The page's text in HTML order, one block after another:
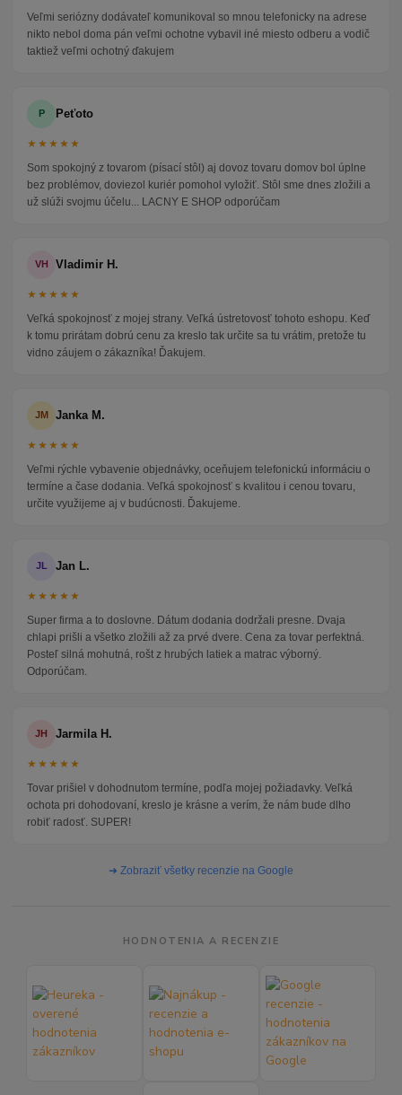
Veľmi seriózny dodávateľ komunikoval so mnou telefonicky na adrese
nikto nebol doma pán veľmi ochotne vybavil iné miesto odberu a vodič
taktiež veľmi ochotný ďakujem
P Peťoto
★★★★★
Som spokojný z tovarom (písací stôl) aj dovoz tovaru domov bol úplne
bez problémov, doviezol kuriér pomohol vyložiť. Stôl sme dnes zložili a
už slúži svojmu účelu... LACNY E SHOP odporúčam
VH Vladimir H.
★★★★★
Veľká spokojnosť z mojej strany. Veľká ústretovosť tohoto eshopu. Keď
k tomu prirátam dobrú cenu za kreslo tak určite sa tu vrátim, pretože tu
vidno záujem o zákazníka! Ďakujem.
JM Janka M.
★★★★★
Veľmi rýchle vybavenie objednávky, oceňujem telefonickú informáciu o
termíne a čase dodania. Veľká spokojnosť s kvalitou i cenou tovaru,
určite využijeme aj v budúcnosti. Ďakujeme.
JL Jan L.
★★★★★
Super firma a to doslovne. Dátum dodania dodržali presne. Dvaja
chlapi prišli a všetko zložili až za prvé dvere. Cena za tovar perfektná.
Posteľ silná mohutná, rošt z hrubých latiek a matrac výborný.
Odporúčam.
JH Jarmila H.
★★★★★
Tovar prišiel v dohodnutom termíne, podľa mojej požiadavky. Veľká
ochota pri dohodovaní, kreslo je krásne a verím, že nám bude dlho
robiť radosť. SUPER!
➜ Zobraziť všetky recenzie na Google
HODNOTENIA A RECENZIE